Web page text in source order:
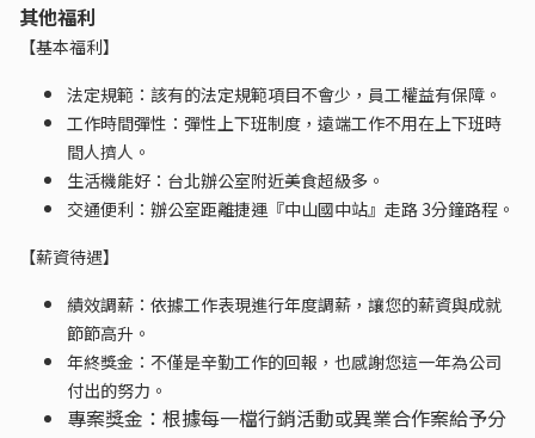
其他福利
【基本福利】
法定規範：該有的法定規範項目不會少，員工權益有保障。
工作時間彈性：彈性上下班制度，遠端工作不用在上下班時
間人擠人。
生活機能好：台北辦公室附近美食超級多。
交通便利：辦公室距離捷運『中山國中站』走路 3分鐘路程。
【薪資待遇】
績效調薪：依據工作表現進行年度調薪，讓您的薪資與成就
節節高升。
年終獎金：不僅是辛勤工作的回報，也感謝您這一年為公司
付出的努力。
專案獎金：根據每一檔行銷活動或異業合作案給予分